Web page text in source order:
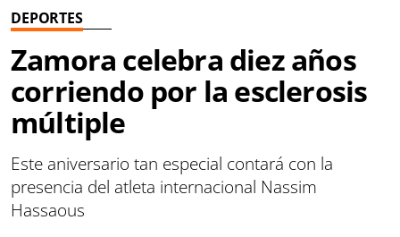
DEPORTES
Zamora celebra diez años
corriendo por la esclerosis
múltiple
Este aniversario tan especial contará con la
presencia del atleta internacional Nassim
Hassaous